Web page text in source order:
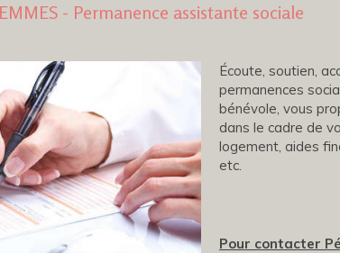
- Permanence assistante sociale
Écoute, soutien,
permanences
bénévole, vous
dans le cadre de
logement, aides
etc.
Pour contacter